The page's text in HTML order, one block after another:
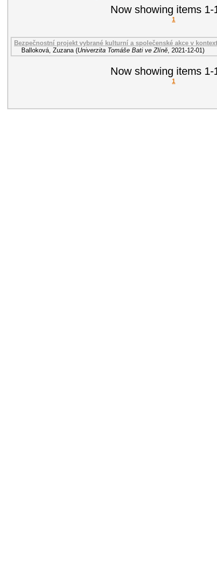
Now showing items 1-
1
Bezpečnostní projekt vybrané kulturní a společenské akce v
Balloková, Zuzana (Univerzita Tomáše Bati ve Zlíně, 2021-12-01)
Now showing items 1-
1